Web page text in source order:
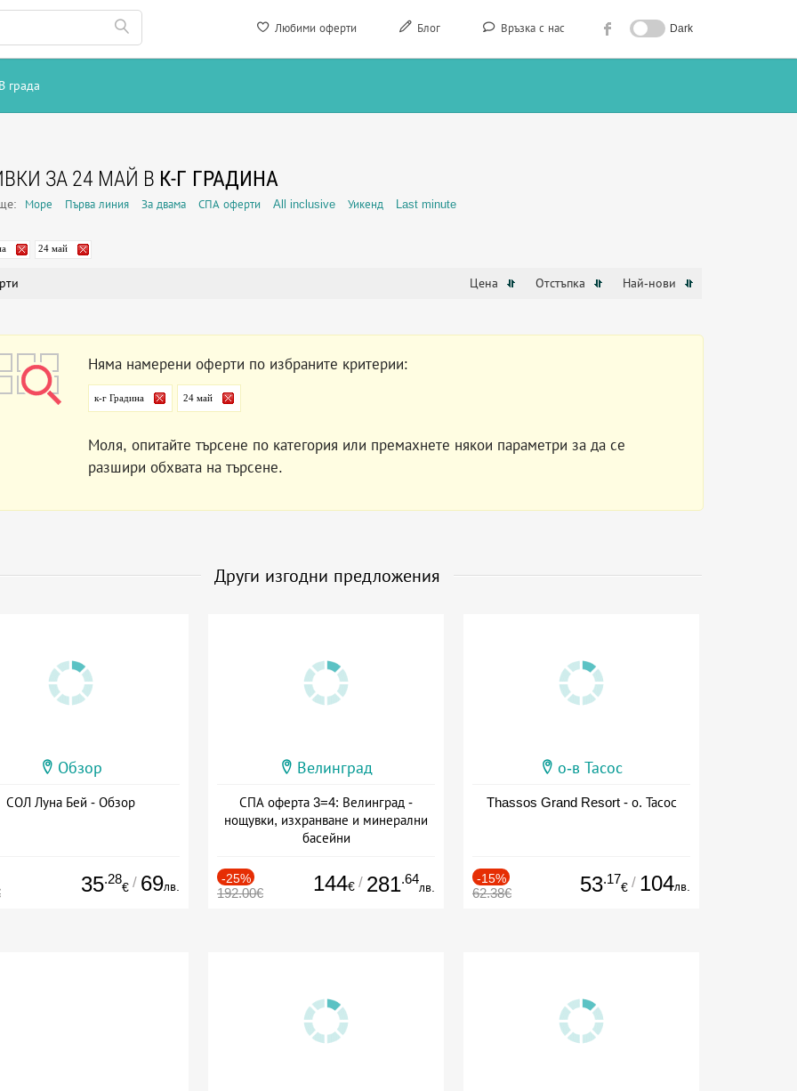
Любими оферти Блог Връзка с нас Dark
В града
ЗА 24 МАЙ В К-Г ГРАДИНА
Море Първа линия За двама СПА оферти All inclusive Уикенд Last minute
24 май
Цена Отстъпка Най-нови
Няма намерени оферти по избраните критерии:
к-г Градина 24 май
Моля, опитайте търсене по категория или премахнете някои параметри за да се
разшири обхвата на търсене.
Други изгодни предложения
Обзор
СОЛ Луна Бей - Обзор
35.28
€ / 69лв.
Велинград
СПА оферта 3=4: Велинград -
нощувки, изхранване и минерални
басейни
-25%
192.00€ 144€ / 281.64
лв.
о-в Тасос
Thassos Grand Resort - о. Тасос
-15%
62.38€ 53.17
€ / 104лв.